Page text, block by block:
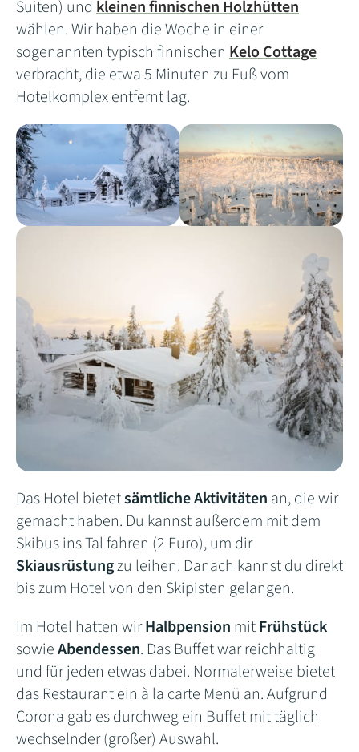
Suiten) und kleinen finnischen Holzhütten
wählen. Wir haben die Woche in einer
sogenannten typisch finnischen Kelo Cottage
verbracht, die etwa 5 Minuten zu Fuß vom
Hotelkomplex entfernt lag.
Das Hotel bietetsämtliche Aktivitäten an, die wir
gemacht haben. Du kannst außerdem mit dem
Skibus ins Tal fahren (2 Euro), um dir
Skiausrüstungzu leihen. Danach kannst du direkt
bis zum Hotel von den Skipisten gelangen.
Im Hotel hatten wirHalbpension mitFrühstück
sowieAbendessen. Das Buffet war reichhaltig
und für jeden etwas dabei. Normalerweise bietet
das Restaurant ein à la carte Menü an. Aufgrund
Corona gab es durchweg ein Buffet mit täglich
wechselnder (großer) Auswahl.